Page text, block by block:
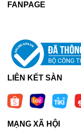
FANPAGE
LIÊN KẾT SÀN
MẠNG XÃ HỘI